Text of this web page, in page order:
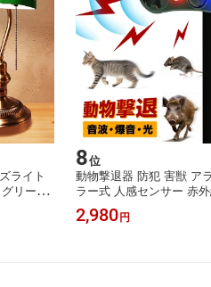
ライト
リーン
ティー
ン テー
8位
動物撃退器 防犯 害獣 ア
ラー式 人感センサー 赤
爆音 フラッシュ 猫よけ
大音量 熊 鹿 猪 イタチ 鳥
2,980 円